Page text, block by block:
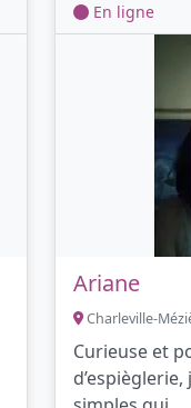
En ligne
Ariane
Charleville-
Curieuse et